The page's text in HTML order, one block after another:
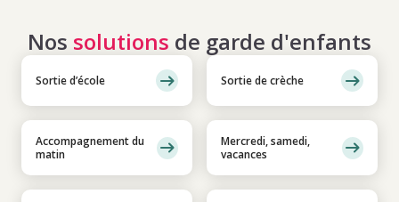
Nos solutions de garde d'enfants
Sortie d’école Sortie de crèche
Accompagnement du
matin
Mercredi, samedi,
vacances